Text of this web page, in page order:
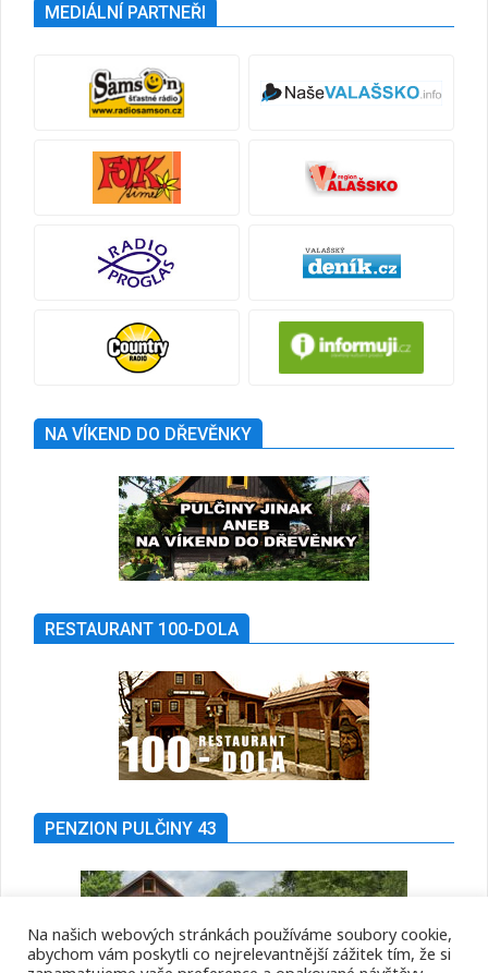
MEDIÁLNÍ PARTNEŘI
NA VÍKEND DO DŘEVĚNKY
RESTAURANT 100-DOLA
PENZION PULČINY 43
Na našich webových stránkách používáme soubory cookie,
abychom vám poskytli co nejrelevantnější zážitek tím, že si